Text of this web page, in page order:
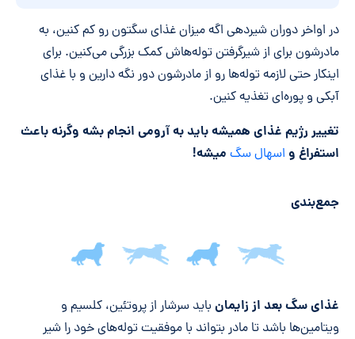
در اواخر دوران شیردهی اگه میزان غذای سگتون رو کم کنین، به
مادرشون برای از شیرگرفتن توله‌هاش کمک بزرگی می‌کنین. برای
اینکار حتی لازمه توله‌ها رو از مادرشون دور نگه دارین و با غذای
آبکی و پوره‌ای تغذیه کنین.
تغییر رژیم غذای همیشه باید به آرومی انجام بشه وگرنه باعث
استفراغ و اسهال سگ میشه!
جمع‌بندی
جمع‌بندی مقاله
غذای سگ بعد از زایمان باید سرشار از پروتئین، کلسیم و
ویتامین‌ها باشد تا مادر بتواند با موفقیت توله‌های خود را شیر